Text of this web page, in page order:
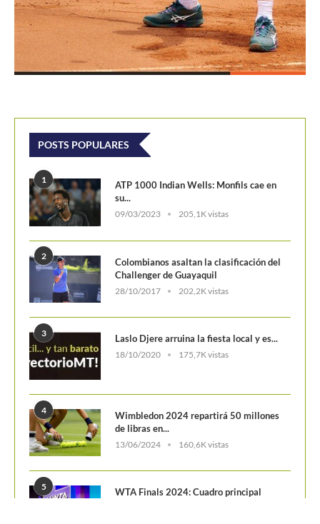
POSTS POPULARES
1
ATP 1000 Indian Wells: Monfils cae en
su...
09/03/2023 205,1K vistas
2
Colombianos asaltan la clasificación del
Challenger de Guayaquil
28/10/2017 202,2K vistas
3 Laslo Djere arruina la fiesta local y es...
18/10/2020 175,7K vistas
4
Wimbledon 2024 repartirá 50 millones
de libras en...
13/06/2024 160,6K vistas
5 WTA Finals 2024: Cuadro principal